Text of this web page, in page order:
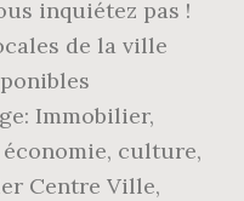
inquiétez pas !
de la ville
Immobilier,
culture,
Centre Ville,